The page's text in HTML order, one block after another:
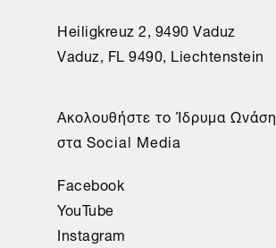
Heiligkreuz 2, 9490 Vaduz
Vaduz, FL 9490, Liechtenstein
Aκολουθήστε το Ίδρυμα Ωνάση
στα Social Media
Facebook
YouTube
Instagram